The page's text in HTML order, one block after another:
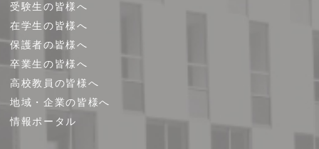
受験生の皆様へ
在学生の皆様へ
保護者の皆様へ
卒業生の皆様へ
高校教員の皆様へ
地域・企業の皆様へ
情報ポータル